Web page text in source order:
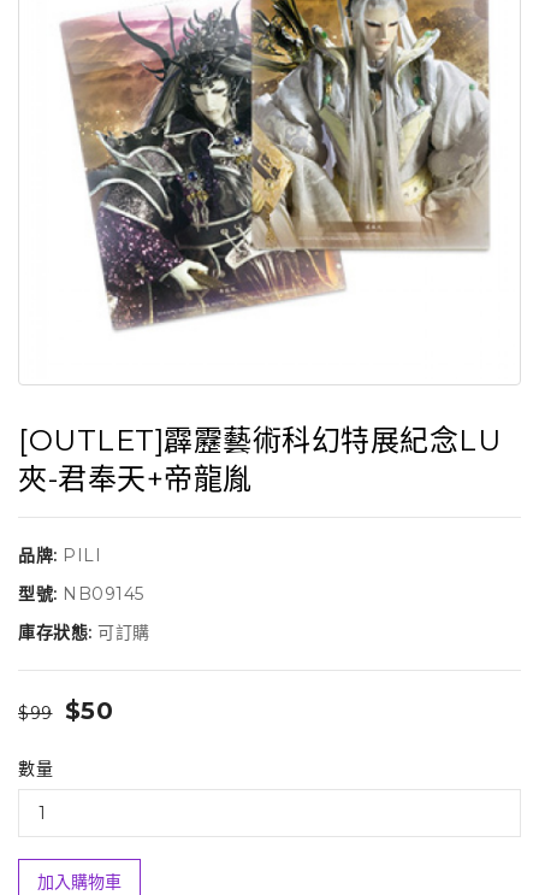
[OUTLET]霹靂藝術科幻特展紀念LU
夾-君奉天+帝龍胤
品牌: PILI
型號: NB09145
庫存狀態: 可訂購
$99 $50
數量
加入購物車